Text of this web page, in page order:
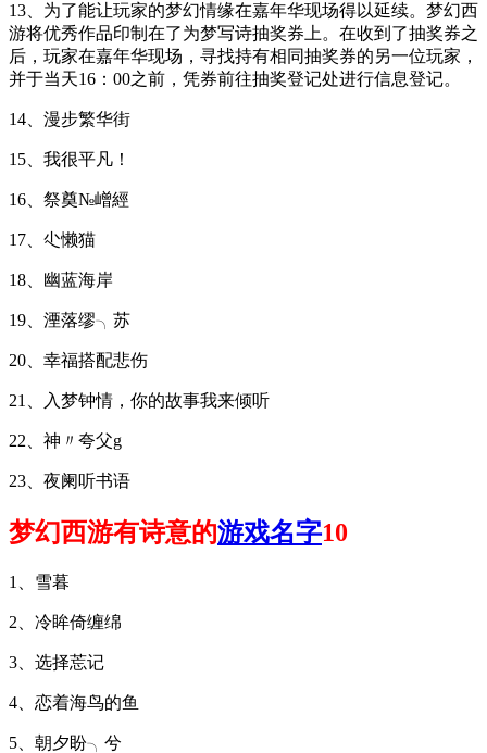
13、为了能让玩家的梦幻情缘在嘉年华现场得以延续。梦幻西
游将优秀作品印制在了为梦写诗抽奖券上。在收到了抽奖券之
后，玩家在嘉年华现场，寻找持有相同抽奖券的另一位玩家，
并于当天16：00之前，凭券前往抽奖登记处进行信息登记。
14、漫步繁华街
15、我很平凡！
16、祭奠№嶒經
17、尐懒猫
18、幽蓝海岸
19、湮落缪╮苏
20、幸福搭配悲伤
21、入梦钟情，你的故事我来倾听
22、神〃夸父g
23、夜阑听书语
梦幻西游有诗意的游戏名字10
1、雪暮
2、冷眸倚缠绵
3、选择莣记
4、恋着海鸟的鱼
5、朝夕盼╮兮